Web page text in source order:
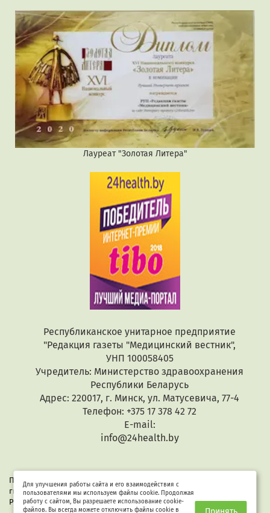
Лауреат "Золотая Литера"
Республиканское унитарное предприятие
"Редакция газеты "Медицинский вестник",
УНП 100058405
Учредитель: Министерство здравоохранения
Республики Беларусь
Адрес: 220017, г. Минск, ул. Матусевича, 77-4
Телефон: +375 17 378 42 72
E-mail:
info@24health.by
При копировании или цитировании текстов активная
гиперссылка обязательна. Все материалы защищены законом
Республики Беларусь «Об авторском праве и смежных правах».
Для улучшения работы сайта и его взаимодействия с
пользователями мы используем файлы cookie. Продолжая
работу с сайтом, Вы разрешаете использование cookie-
файлов. Вы всегда можете отключить файлы cookie в